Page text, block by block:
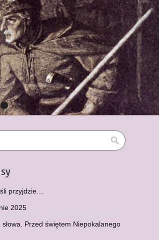
30
przyjdzie…
2025
Przed świętem Niepokalanego